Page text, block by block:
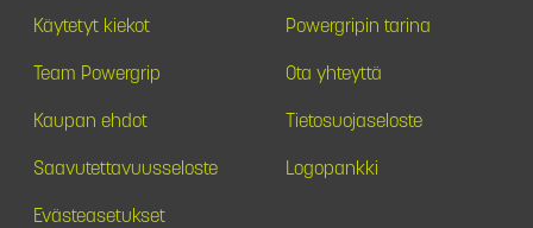
Käytetyt kiekot Powergripin tarina
Team Powergrip Ota yhteyttä
Kaupan ehdot Tietosuojaseloste
Saavutettavuusseloste Logopankki
Evästeasetukset